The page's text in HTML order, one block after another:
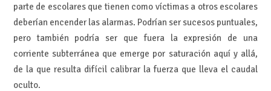
parte de escolares que tienen como víctimas a otros escolares
deberían encender las alarmas. Podrían ser sucesos puntuales,
pero también podría ser que fuera la expresión de una
corriente subterránea que emerge por saturación aquí y allá,
de la que resulta difícil calibrar la fuerza que lleva el caudal
oculto.